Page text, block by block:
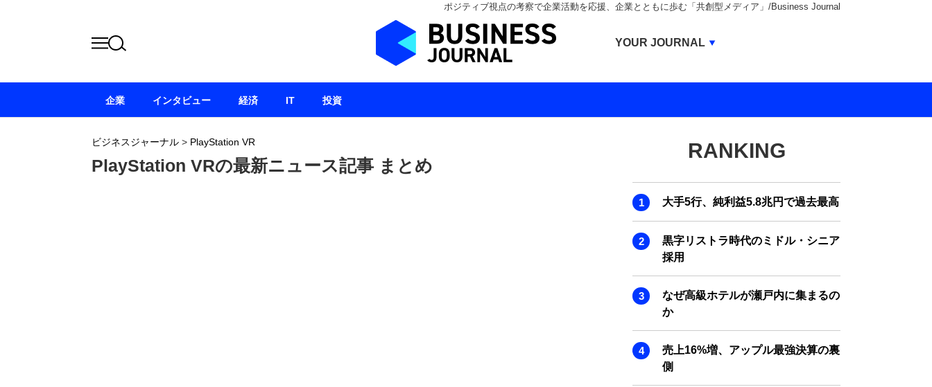
ポジティブ視点の考察で企業活動を応援、企業とともに歩む「共創型メディア」/Business Journal
ビジネスジャーナル > PlayStation VR
PlayStation VRの最新ニュース記事 まとめ
RANKING
大手5行、純利益5.8兆円で過去最高
黒字リストラ時代のミドル・シニア
採用
なぜ高級ホテルが瀬戸内に集まるの
か
売上16%増、アップル最強決算の裏
側
企業 インタビュー 経済 IT 投資
YOUR JOURNAL
BUSINESS JOURNAL
IVS JOURNAL
ENERGY MANAGEMENT JOURNAL
INBOUND JOURNAL
LIFE ENDING JOURNAL
AI JOURNAL
REAL ESTATE BROKERAGE JOURNAL
SMART MARKETING JOURNAL
ADOPTABLE DOG JOURNAL